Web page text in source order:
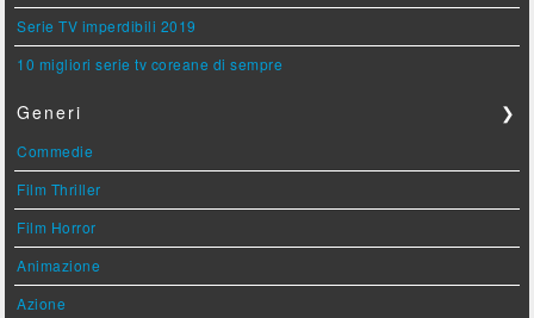
Serie TV imperdibili 2019
10 migliori serie tv coreane di sempre
Generi ❯
Commedie
Film Thriller
Film Horror
Animazione
Azione